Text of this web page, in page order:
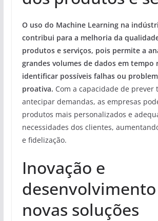
O uso do Machine Learning na
contribui para a melhoria da
produtos e serviços, pois permite a
grandes volumes de dados em tempo
identificar possíveis falhas ou
proativa. Com a capacidade de prever
antecipar demandas, as empresas
produtos mais personalizados e
necessidades dos clientes,
e fidelização.
Inovação e
novas soluções